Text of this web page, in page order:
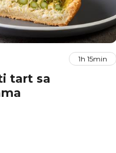
1h 15min
tart sa